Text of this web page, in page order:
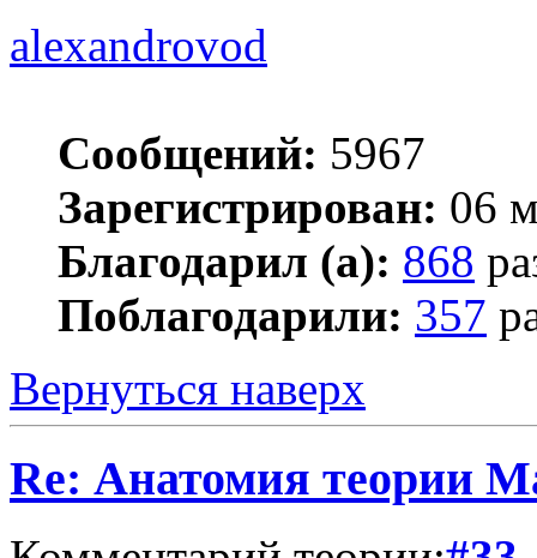
alexandrovod
Сообщений: 5967
Зарегистрирован: 06
Благодарил (а): 868
Поблагодарили: 357
Вернуться наверх
Re: Анатомия теории